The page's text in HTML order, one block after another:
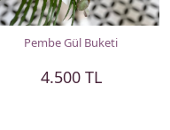
Pembe Gül Buketi
4.500 TL